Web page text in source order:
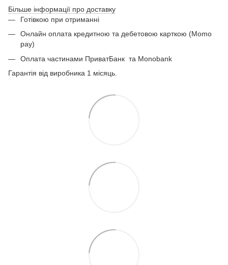
Більше інформації про доставку
Готівкою при отриманні
Онлайн оплата кредитною та дебетовою карткою (Momo
pay)
Оплата частинами ПриватБанк та Monobank
Гарантія від виробника 1 місяць.